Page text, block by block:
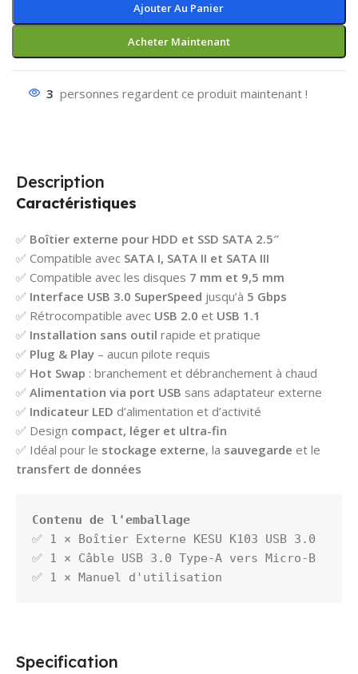
Ajouter Au Panier
Acheter Maintenant
3 personnes regardent ce produit maintenant !
Description
Caractéristiques
✅ Boîtier externe pour HDD et SSD SATA 2.5″
✅ Compatible avec SATA I, SATA II et SATA III
✅ Compatible avec les disques 7 mm et 9,5 mm
✅ Interface USB 3.0 SuperSpeed jusqu’à 5 Gbps
✅ Rétrocompatible avec USB 2.0 et USB 1.1
✅ Installation sans outil rapide et pratique
✅ Plug & Play – aucun pilote requis
✅ Hot Swap : branchement et débranchement à chaud
✅ Alimentation via port USB sans adaptateur externe
✅ Indicateur LED d’alimentation et d’activité
✅ Design compact, léger et ultra-fin
✅ Idéal pour le stockage externe, la sauvegarde et le
transfert de données
Contenu de l'emballage
✅ 1 × Boîtier Externe KESU K103 USB 3.0
✅ 1 × Câble USB 3.0 Type-A vers Micro-B
✅ 1 × Manuel d'utilisation
Specification